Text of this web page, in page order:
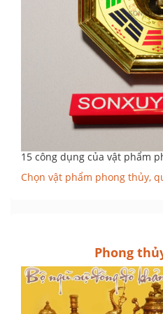
15 công dụng của vật phẩm
Chọn vật phẩm phong thủy,
Phong